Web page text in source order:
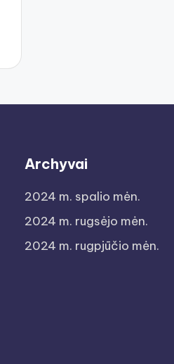
Archyvai
2024 m. spalio mėn.
2024 m. rugsėjo mėn.
2024 m. rugpjūčio mėn.